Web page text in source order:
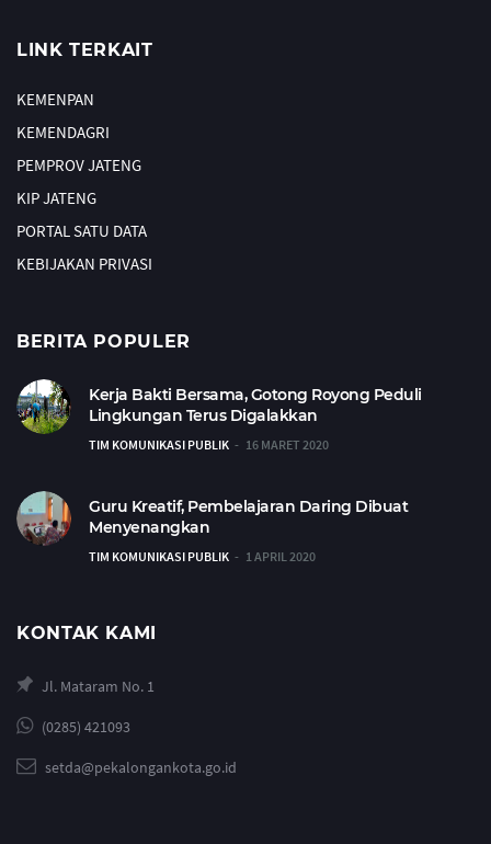
LINK TERKAIT
KEMENPAN
KEMENDAGRI
PEMPROV JATENG
KIP JATENG
PORTAL SATU DATA
KEBIJAKAN PRIVASI
BERITA POPULER
Kerja Bakti Bersama, Gotong Royong Peduli
Lingkungan Terus Digalakkan
TIM KOMUNIKASI PUBLIK 16 MARET 2020
Guru Kreatif, Pembelajaran Daring Dibuat
Menyenangkan
TIM KOMUNIKASI PUBLIK 1 APRIL 2020
KONTAK KAMI
Jl. Mataram No. 1
(0285) 421093
setda@pekalongankota.go.id